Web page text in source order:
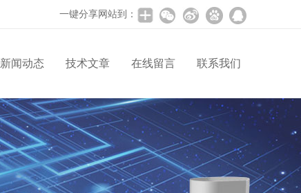
一键分享网站到：
新闻动态 技术文章 在线留言 联系我们